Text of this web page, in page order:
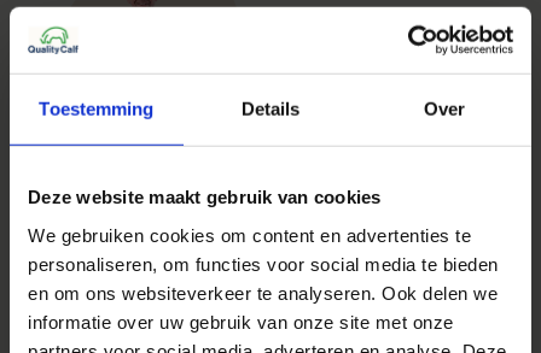
Toestemming Details Over
Deze website maakt gebruik van cookies
We gebruiken cookies om content en advertenties te
personaliseren, om functies voor social media te bieden
en om ons websiteverkeer te analyseren. Ook delen we
informatie over uw gebruik van onze site met onze
Vragen?
+31 6 46886869
0573 45 04 35